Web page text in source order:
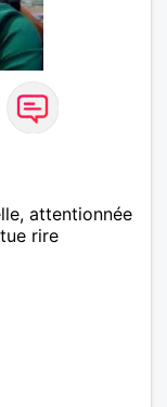
attentionnée
rire